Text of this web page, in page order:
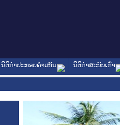
ນິຕິກໍາປະກອບຄໍາເຫັນ ນິຕິກໍາສະບັບເກົ່າ